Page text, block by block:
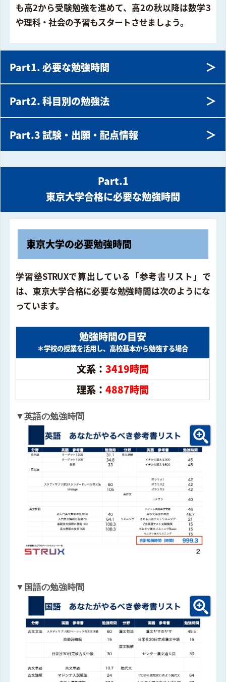
も高2から受験勉強を進めて、高2の秋以降は数学3
や理科・社会の予習もスタートさせましょう。
Part1. 必要な勉強時間 ＞
Part2. 科目別の勉強法 ＞
Part.3 試験・出願・配点情報 ＞
Part.1
東京大学合格に必要な勉強時間
東京大学の必要勉強時間
学習塾STRUXで算出している「参考書リスト」で
は、東京大学合格に必要な勉強時間は次のようにな
っています。
勉強時間の目安
＊学校の授業を活用し、高校基本から勉強する場合
文系：3419時間
理系：4887時間
▼英語の勉強時間
▼国語の勉強時間